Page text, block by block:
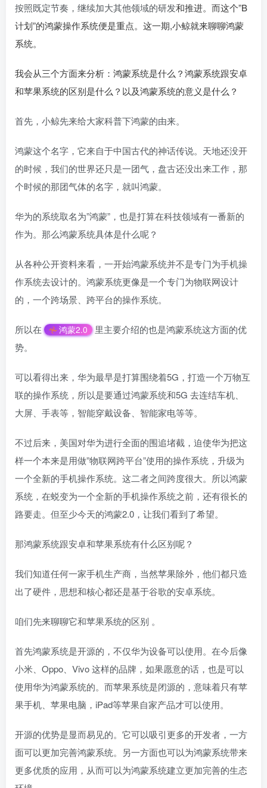
按照既定节奏，继续加大其他领域的研发和推进。而这个”B
计划”的鸿蒙操作系统便是重点。这一期,小鲸就来聊聊鸿蒙
系统。
我会从三个方面来分析：鸿蒙系统是什么？鸿蒙系统跟安卓
和苹果系统的区别是什么？以及鸿蒙系统的意义是什么？
首先，小鲸先来给大家科普下鸿蒙的由来。
鸿蒙这个名字，它来自于中国古代的神话传说。天地还没开
的时候，我们的世界还只是一团气，盘古还没出来工作，那
个时候的那团气体的名字，就叫鸿蒙。
华为的系统取名为”鸿蒙”，也是打算在科技领域有一番新的
作为。那么鸿蒙系统具体是什么呢？
从各种公开资料来看，一开始鸿蒙系统并不是专门为手机操
作系统去设计的。鸿蒙系统更像是一个专门为物联网设计
的，一个跨场景、跨平台的操作系统。
所以在 鸿蒙2.0
里主要介绍的也是鸿蒙系统这方面的优
势。
可以看得出来，华为最早是打算围绕着5G，打造一个万物互
联的操作系统，所以是要通过鸿蒙系统和5G 去连结车机、
大屏、手表等，智能穿戴设备、智能家电等等。
不过后来，美国对华为进行全面的围追堵截，迫使华为把这
样一个本来是用做”物联网跨平台”使用的操作系统，升级为
一个全新的手机操作系统。这二者之间跨度很大。所以鸿蒙
系统，在蜕变为一个全新的手机操作系统之前，还有很长的
路要走。但至少今天的鸿蒙2.0，让我们看到了希望。
那鸿蒙系统跟安卓和苹果系统有什么区别呢？
我们知道任何一家手机生产商，当然苹果除外，他们都只造
出了硬件，思想和核心都还是基于谷歌的安卓系统。
咱们先来聊聊它和苹果系统的区别 。
首先鸿蒙系统是开源的，不仅华为设备可以使用。在今后像
小米、Oppo、Vivo 这样的品牌，如果愿意的话，也是可以
使用华为鸿蒙系统的。而苹果系统是闭源的，意味着只有苹
果手机、苹果电脑，iPad等苹果自家产品才可以使用。
开源的优势是显而易见的。它可以吸引更多的开发者，一方
面可以更加完善鸿蒙系统。另一方面也可以为鸿蒙系统带来
更多优质的应用，从而可以为鸿蒙系统建立更加完善的生态